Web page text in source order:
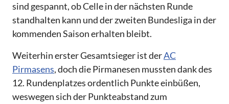
sind gespannt, ob Celle in der nächsten Runde
standhalten kann und der zweiten Bundesliga in der
kommenden Saison erhalten bleibt.
Weiterhin erster Gesamtsieger ist derAC
Pirmasens, doch die Pirmanesen mussten dank des
12. Rundenplatzes ordentlich Punkte einbüßen,
weswegen sich der Punkteabstand zum